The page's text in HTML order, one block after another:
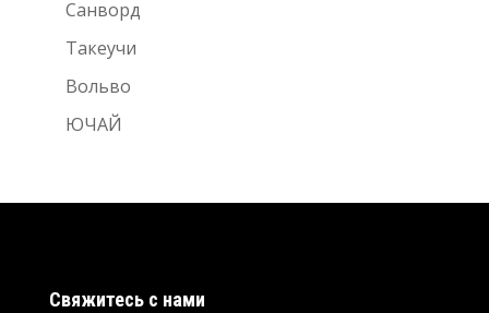
Санворд
Такеучи
Вольво
ЮЧАЙ
Свяжитесь с нами